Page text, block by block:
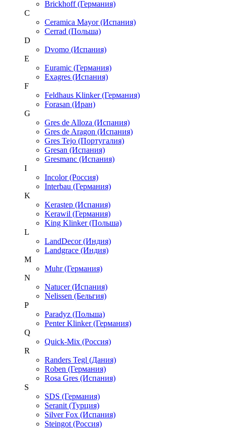
Brickhoff (Германия)
C
Ceramica Mayor (Испания)
Cerrad (Польша)
D
Dvomo (Испания)
E
Euramic (Германия)
Exagres (Испания)
F
Feldhaus Klinker (Германия)
Forasan (Иран)
G
Gres de Alloza (Испания)
Gres de Aragon (Испания)
Gres Tejo (Португалия)
Gresan (Испания)
Gresmanc (Испания)
I
Incolor (Россия)
Interbau (Германия)
K
Kerastep (Испания)
Kerawil (Германия)
King Klinker (Польша)
L
LandDecor (Индия)
Landgrace (Индия)
M
Muhr (Германия)
N
Natucer (Испания)
Nelissen (Бельгия)
P
Paradyz (Польша)
Penter Klinker (Германия)
Q
Quick-Mix (Россия)
R
Randers Tegl (Дания)
Roben (Германия)
Rosa Gres (Испания)
S
SDS (Германия)
Seranit (Турция)
Silver Fox (Испания)
Steingot (Россия)